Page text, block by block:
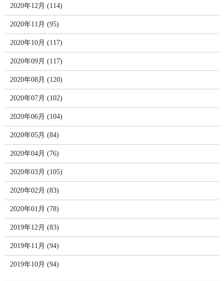
2020年12月 (114)
2020年11月 (95)
2020年10月 (117)
2020年09月 (117)
2020年08月 (120)
2020年07月 (102)
2020年06月 (104)
2020年05月 (84)
2020年04月 (76)
2020年03月 (105)
2020年02月 (83)
2020年01月 (78)
2019年12月 (83)
2019年11月 (94)
2019年10月 (94)